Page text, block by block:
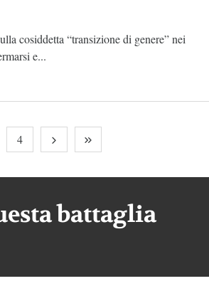
cosiddetta “transizione di genere” nei
e...
4
battaglia